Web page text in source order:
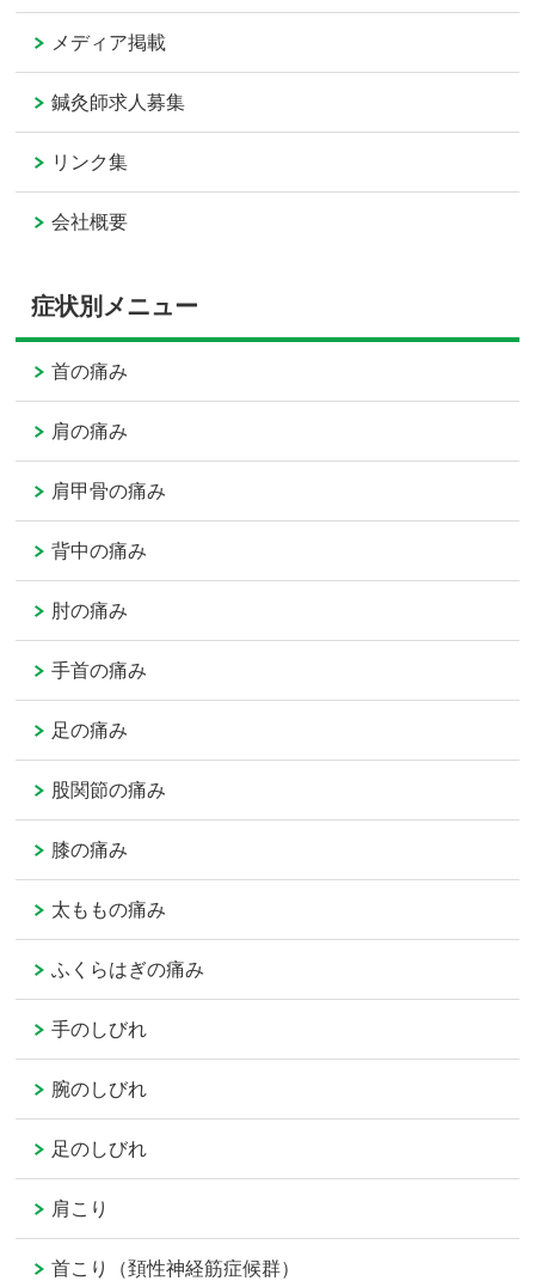
メディア掲載
鍼灸師求人募集
リンク集
会社概要
症状別メニュー
首の痛み
肩の痛み
肩甲骨の痛み
背中の痛み
肘の痛み
手首の痛み
足の痛み
股関節の痛み
膝の痛み
太ももの痛み
ふくらはぎの痛み
手のしびれ
腕のしびれ
足のしびれ
肩こり
首こり（頚性神経筋症候群）